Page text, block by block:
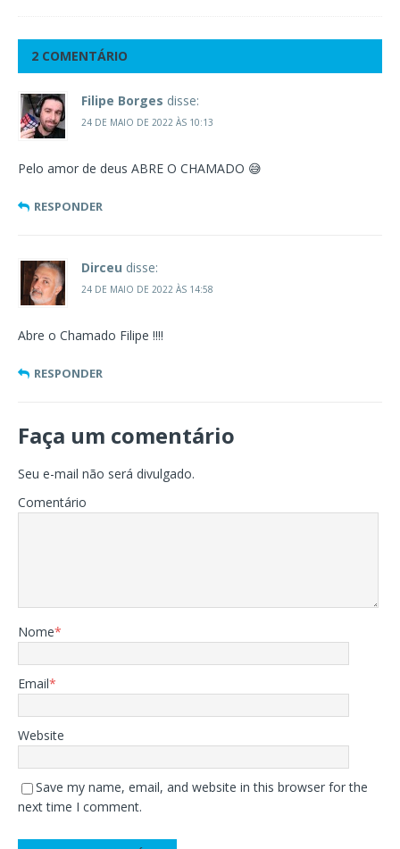
2 COMENTÁRIO
Filipe Borges disse:
24 DE MAIO DE 2022 ÀS 10:13
Pelo amor de deus ABRE O CHAMADO 😅
RESPONDER
Dirceu disse:
24 DE MAIO DE 2022 ÀS 14:58
Abre o Chamado Filipe !!!!
RESPONDER
Faça um comentário
Seu e-mail não será divulgado.
Comentário
Nome*
Email*
Website
Save my name, email, and website in this browser for the
next time I comment.